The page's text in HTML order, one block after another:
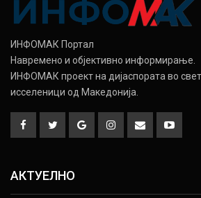
ИНФОМАК Портал
Навремено и објективно информирање.
ИНФОМАК проект на дијаспората во
исселеници од Македонија.
АКТУЕЛНО